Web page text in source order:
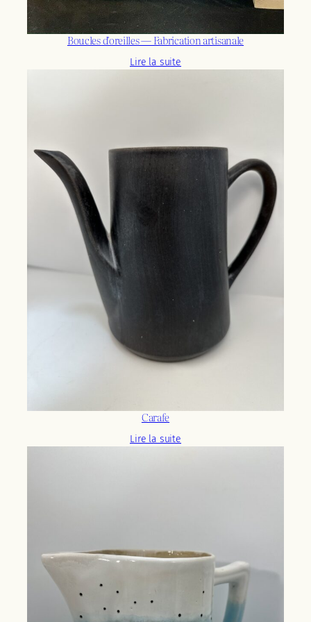
Boucles d’oreilles — Fabrication artisanale
Lire la suite
Carafe
Lire la suite